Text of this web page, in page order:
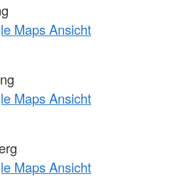
Maps Ansicht
Maps Ansicht
Maps Ansicht